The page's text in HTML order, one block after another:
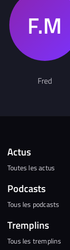
Fred
Actus
Toutes les actus
Podcasts
Tous les podcasts
Tremplins
Tous les tremplins